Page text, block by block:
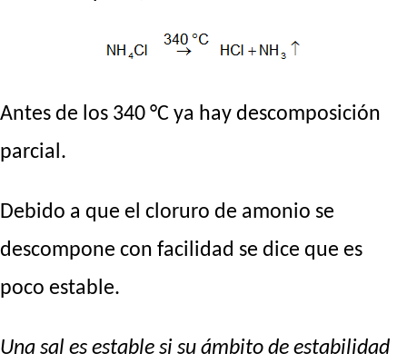
Antes de los 340 °C ya hay descomposición
parcial.
Debido a que el cloruro de amonio se
descompone con facilidad se dice que es
poco estable.
Una sal es estable si su ámbito de estabilidad